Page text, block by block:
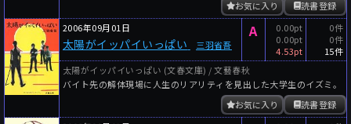
読書登録
お気に入り
2006年09月01日
太陽がイッパイいっぱい 三羽省吾
A
0.00pt
0.00pt
4.53pt
0件
0件
15件
太陽がイッパイいっぱい (文春文庫) / 文藝春秋
バイト先の解体現場に人生のリアリティを見出した大学生のイズミ。
読書登録
お気に入り